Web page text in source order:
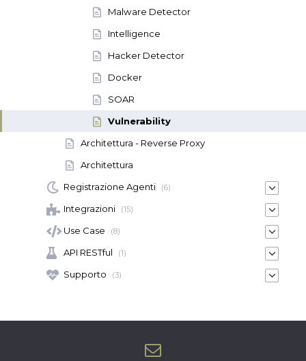
Malware Detector
Intelligence
Hacker Detector
Docker
SOAR
Vulnerability
Architettura - Reverse Proxy
Architettura
Registrazione Agenti
(6)
Integrazioni (15)
Use Case (8)
API RESTful (1)
Supporto (3)